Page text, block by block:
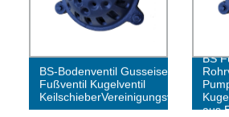
BS-Bodenventil Gusseisen-
Fußventil Kugelventil
KeilschieberVereinigungsventil
BS
aus